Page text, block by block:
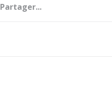
Partager...